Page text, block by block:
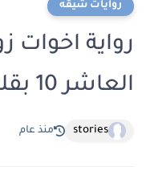
روايات شيقه
رواية اخوات
العاشر 10 بقلم مني عبد العزيز
stories منذ عام